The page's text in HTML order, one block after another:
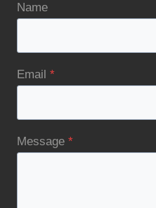
Name
Email *
Message *